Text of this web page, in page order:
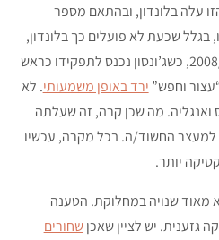
עלה בלונדון, ובהתאם מספר
שכעת לא פועלים כך בלונדון,
הפשיעה עלתה. בפועל, מאז 2008/9, כשג’ונסון נכנס לתפקידו כראש
וחפש” ירד באופן משמעותי. לא
ואנגליה. מה שכן קרה, זה שעלתה
למעצר החשוד/ה. בכל מקרה, עכשיו
יותר.
מאוד שנויה במחלוקת. הטענה
גזענית. יש לציין שאכןשחורים